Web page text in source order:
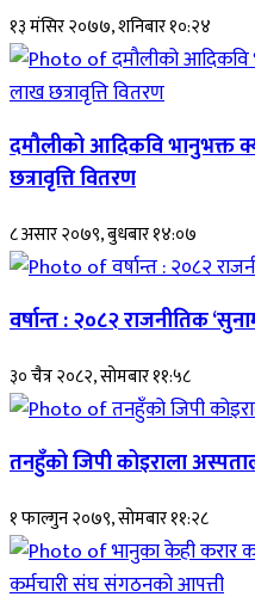
१३ मंसिर २०७७, शनिबार १०:२४
दमौलीको आदिकवि भानुभक्त
छत्रावृत्ति वितरण
८ असार २०७९, बुधबार १४:०७
वर्षान्त : २०८२ राजनीतिक
३० चैत्र २०८२, सोमबार ११:५८
तनहुँको जिपी कोइराला
१ फाल्गुन २०७९, सोमबार ११:२८